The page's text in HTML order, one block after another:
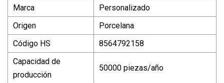
Marca
Personalizado
Origen
Porcelana
Código HS
8564792158
Capacidad de
producción
50000 piezas/año